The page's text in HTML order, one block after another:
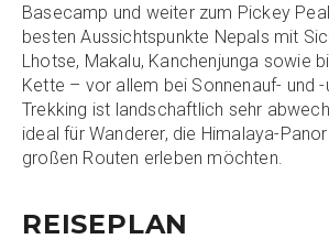
Basecamp und weiter zum Pickey
besten Aussichtspunkte Nepals mit
Lhotse, Makalu, Kanchenjunga sowie
Kette – vor allem bei Sonnenauf- und -
Trekking ist landschaftlich sehr
ideal für Wanderer, die Himalaya-
großen Routen erleben möchten.
REISEPLAN